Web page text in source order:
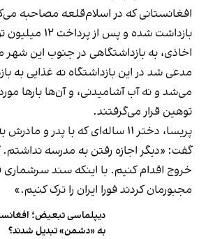
افغانستانی که در اسلام‌قلعه مصاحبه
بازداشت شده و پس
اخاذی، به بازداشتگاهی در جنوب این
مدعی شد در این بازداشتگاه نه غذایی به
می‌شد و نه آب آشامیدنی، و آن‌ها بارها
توهین قرار می‌گرفتند.
پریسا، دختر ۱۱ ساله‌ای که با پدر و
گفت: «دیگر اجازه رفتن به مدرسه نداشتم.
خروج اقدام کنیم. با اینکه سند سرشماری
مجبورمان کردند فورا ایران را ترک کنیم.»
دیپلماسی تبعیض؛
به «دشمن» تبدیل شدند؟